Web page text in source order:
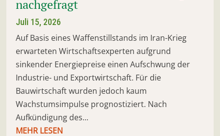
nachgefragt
Juli 15, 2026
Auf Basis eines Waffenstillstands im Iran-Krieg
erwarteten Wirtschaftsexperten aufgrund
sinkender Energiepreise einen Aufschwung der
Industrie- und Exportwirtschaft. Für die
Bauwirtschaft wurden jedoch kaum
Wachstumsimpulse prognostiziert. Nach
Aufkündigung des...
MEHR LESEN